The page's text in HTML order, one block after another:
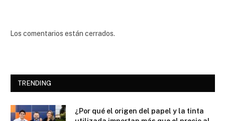
Los comentarios están cerrados.
TRENDING
¿Por qué el origen del papel y la tinta